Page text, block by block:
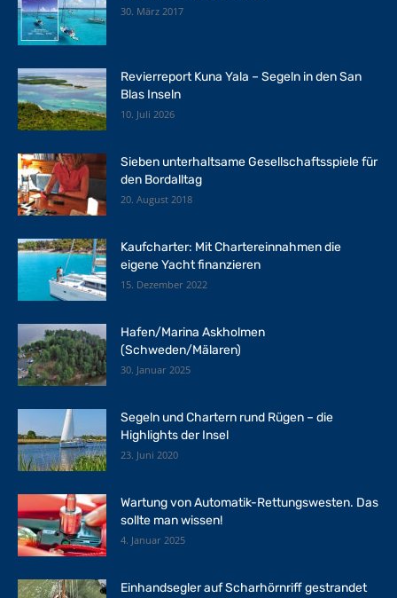
30. März 2017
Revierreport Kuna Yala – Segeln in den San
Blas Inseln
10. Juli 2026
Sieben unterhaltsame Gesellschaftsspiele für
den Bordalltag
20. August 2018
Kaufcharter: Mit Chartereinnahmen die
eigene Yacht finanzieren
15. Dezember 2022
Hafen/Marina Askholmen
(Schweden/Mälaren)
30. Januar 2025
Segeln und Chartern rund Rügen – die
Highlights der Insel
23. Juni 2020
Wartung von Automatik-Rettungswesten. Das
sollte man wissen!
4. Januar 2025
Einhandsegler auf Scharhörnriff gestrandet